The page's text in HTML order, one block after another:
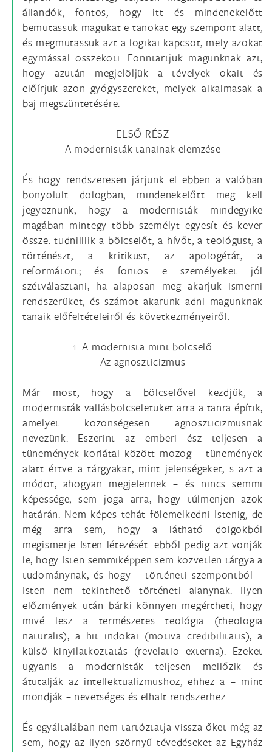
állandók, fontos, hogy itt és mindenekelőtt
bemutassuk magukat e tanokat egy szempont alatt,
és megmutassuk azt a logikai kapcsot, mely azokat
egymással összeköti. Fönntartjuk magunknak azt,
hogy azután megjelöljük a tévelyek okait és
előírjuk azon gyógyszereket, melyek alkalmasak a
baj megszüntetésére.
ELSŐ RÉSZ
A modernisták tanainak elemzése
És hogy rendszeresen járjunk el ebben a valóban
bonyolult dologban, mindenekelőtt meg kell
jegyeznünk, hogy a modernisták mindegyike
magában mintegy több személyt egyesít és kever
össze: tudniillik a bölcselőt, a hívőt, a teológust, a
történészt, a kritikust, az apologétát, a
reformátort; és fontos e személyeket jól
szétválasztani, ha alaposan meg akarjuk ismerni
rendszerüket, és számot akarunk adni magunknak
tanaik előfeltételeiről és következményeiről.
1. A modernista mint bölcselő
Az agnoszticizmus
Már most, hogy a bölcselővel kezdjük, a
modernisták vallásbölcseletüket arra a tanra építik,
amelyet közönségesen agnoszticizmusnak
nevezünk. Eszerint az emberi ész teljesen a
tünemények korlátai között mozog – tünemények
alatt értve a tárgyakat, mint jelenségeket, s azt a
módot, ahogyan megjelennek – és nincs semmi
képessége, sem joga arra, hogy túlmenjen azok
határán. Nem képes tehát fölemelkedni Istenig, de
még arra sem, hogy a látható dolgokból
megismerje Isten létezését. ebből pedig azt vonják
le, hogy Isten semmiképpen sem közvetlen tárgya a
tudománynak, és hogy – történeti szempontból –
Isten nem tekinthető történeti alanynak. Ilyen
előzmények után bárki könnyen megértheti, hogy
mivé lesz a természetes teológia (theologia
naturalis), a hit indokai (motiva credibilitatis), a
külső kinyilatkoztatás (revelatio externa). Ezeket
ugyanis a modernisták teljesen mellőzik és
átutalják az intellektualizmushoz, ehhez a – mint
mondják – nevetséges és elhalt rendszerhez.
És egyáltalában nem tartóztatja vissza őket még az
sem, hogy az ilyen szörnyű tévedéseket az Egyház